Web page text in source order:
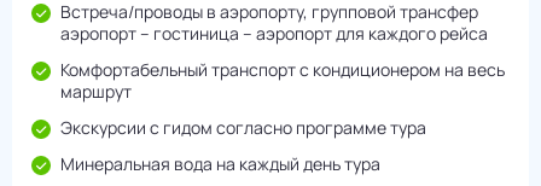
Встреча/проводы в аэропорту, групповой трансфер
аэропорт – гостиница – аэропорт для каждого рейса
Комфортабельный транспорт с кондиционером на весь
маршрут
Экскурсии с гидом согласно программе тура
Минеральная вода на каждый день тура